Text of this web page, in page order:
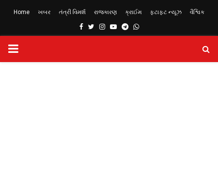
Home ખબર તંત્રી વિમર્શ રાજકારણ ક્રાઈમ ફટાફટ ન્યૂઝ વૈશ્વિક
Facebook
TwitterInstagram
YoutubeTelegram
Whatsapp
PRIMARY